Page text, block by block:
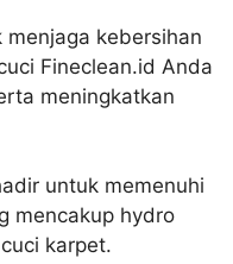
kebersihan
Fineclean.id Anda
meningkatkan
untuk memenuhi
mencakup hydro
karpet.